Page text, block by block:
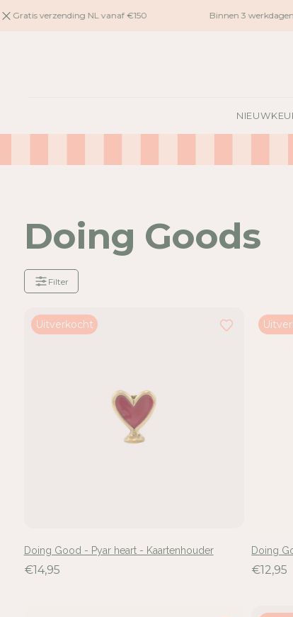
naar
Gratis verzending NL vanaf €150 Binnen 3 werkdagen
NIEUW
Doing Goods
Filter
Uitverkocht
Doing Good - Pyar heart - Kaartenhouder
€14,95
Doing
€12,95
Je
hebt